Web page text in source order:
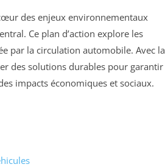
des enjeux environnementaux
Ce plan d’action explore les
par la circulation automobile. Avec la
des solutions durables pour garantir
impacts économiques et sociaux.